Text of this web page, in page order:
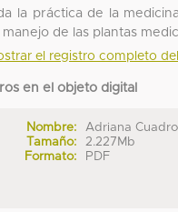
la práctica de la
manejo de las plantas
el registro completo
en el objeto digital
Nombre:
Adriana
Tamaño:
2.227Mb
Formato:
PDF